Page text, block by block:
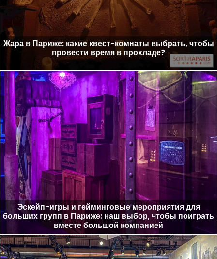
Жара в Париже: какие квест-комнаты выбрать, чтобы
провести время в прохладе?
Эскейп-игры и гейминговые мероприятия для
больших групп в Париже: наш выбор, чтобы поиграть
вместе большой компанией